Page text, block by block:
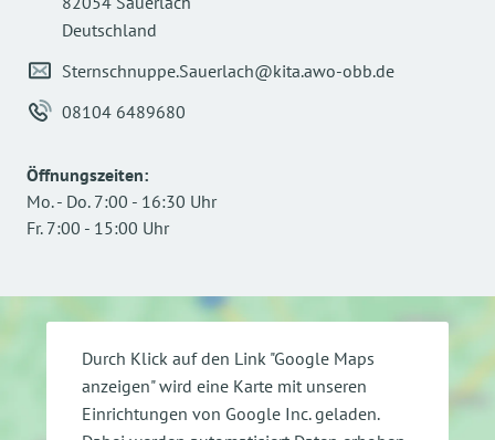
Deutschland
Sternschnuppe.Sauerlach@kita.awo-obb.de
08104 6489680
Öffnungszeiten:
Mo.- Do. 7:00 - 16:30 Uhr
Fr. 7:00 - 15:00 Uhr
Durch Klick auf den Link "Google Maps
anzeigen" wird eine Karte mit unseren
Einrichtungen von Google Inc. geladen.